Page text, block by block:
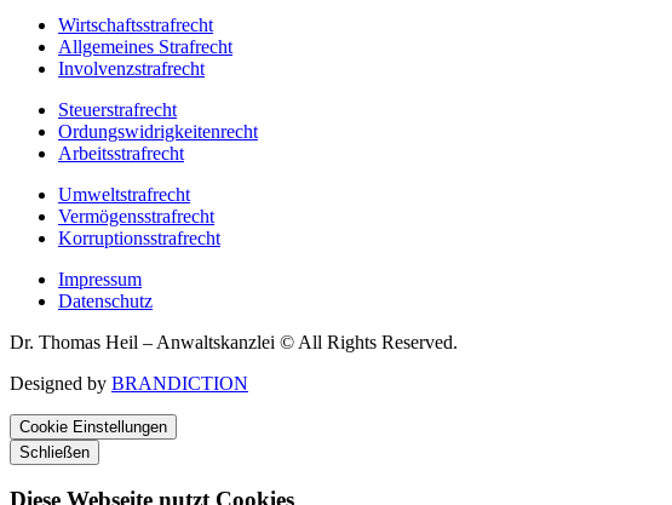
Wirtschaftsstrafrecht
Allgemeines Strafrecht
Involvenzstrafrecht
Steuerstrafrecht
Ordungswidrigkeitenrecht
Arbeitsstrafrecht
Umweltstrafrecht
Vermögensstrafrecht
Korruptionsstrafrecht
Impressum
Datenschutz
Dr. Thomas Heil – Anwaltskanzlei © All Rights Reserved.
Designed by BRANDICTION
Cookie Einstellungen
Schließen